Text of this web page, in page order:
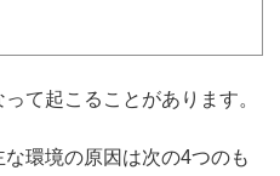
て起こることがあります。
環境の原因は次の4つのも